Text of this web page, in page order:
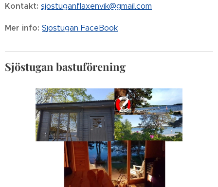
Kontakt: sjostuganflaxenvik@gmail.com
Mer info: Sjöstugan FaceBook
Sjöstugan bastuförening